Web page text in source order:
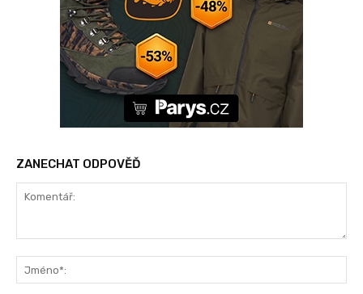
ZANECHAT ODPOVĚĎ